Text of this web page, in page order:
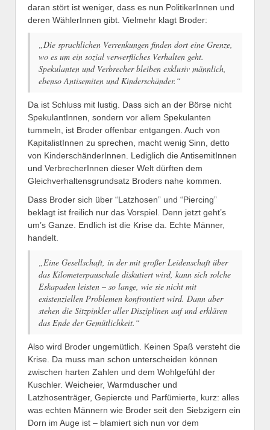
daran stört ist weniger, dass es nun PolitikerInnen und
deren WählerInnen gibt. Vielmehr klagt Broder:
„Die sprachlichen Verrenkungen finden dort eine Grenze,
wo es um ein sozial verwerfliches Verhalten geht.
Spekulanten und Verbrecher bleiben exklusiv männlich,
ebenso Antisemiten und Kinderschänder.“
Da ist Schluss mit lustig. Dass sich an der Börse nicht
SpekulantInnen, sondern vor allem Spekulanten
tummeln, ist Broder offenbar entgangen. Auch von
KapitalistInnen zu sprechen, macht wenig Sinn, detto
von KinderschänderInnen. Lediglich die AntisemitInnen
und VerbrecherInnen dieser Welt dürften dem
Gleichverhaltensgrundsatz Broders nahe kommen.
Dass Broder sich über “Latzhosen” und “Piercing”
beklagt ist freilich nur das Vorspiel. Denn jetzt geht’s
um’s Ganze. Endlich ist die Krise da. Echte Männer,
handelt.
„Eine Gesellschaft, in der mit großer Leidenschaft über
das Kilometerpauschale diskutiert wird, kann sich solche
Eskapaden leisten – so lange, wie sie nicht mit
existenziellen Problemen konfrontiert wird. Dann aber
stehen die Sitzpinkler aller Disziplinen auf und erklären
das Ende der Gemütlichkeit.“
Also wird Broder ungemütlich. Keinen Spaß versteht die
Krise. Da muss man schon unterscheiden können
zwischen harten Zahlen und dem Wohlgefühl der
Kuschler. Weicheier, Warmduscher und
Latzhosenträger, Gepiercte und Parfümierte, kurz: alles
was echten Männern wie Broder seit den Siebzigern ein
Dorn im Auge ist – blamiert sich nun vor dem